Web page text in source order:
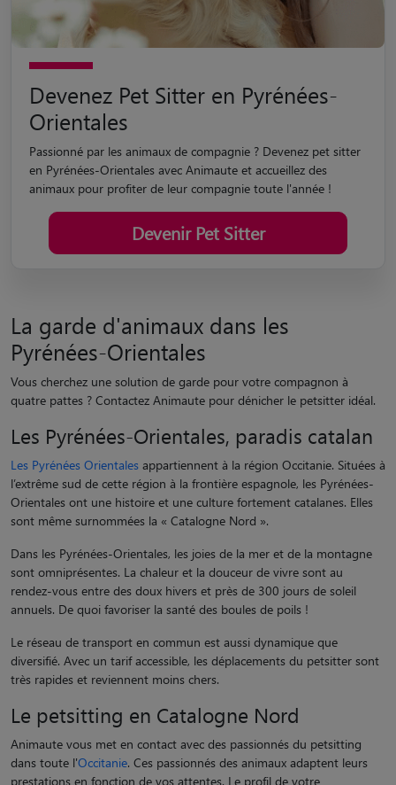
Devenez Pet Sitter en Pyrénées-
Orientales
Passionné par les animaux de compagnie ? Devenez pet sitter
en Pyrénées-Orientales avec Animaute et accueillez des
animaux pour profiter de leur compagnie toute l'année !
Devenir Pet Sitter
La garde d'animaux dans les
Pyrénées-Orientales
Vous cherchez une solution de garde pour votre compagnon à
quatre pattes ? Contactez Animaute pour dénicher le petsitter idéal.
Les Pyrénées-Orientales, paradis catalan
Les Pyrénées Orientales appartiennent à la région Occitanie. Situées à
l’extrême sud de cette région à la frontière espagnole, les Pyrénées-
Orientales ont une histoire et une culture fortement catalanes. Elles
sont même surnommées la « Catalogne Nord ».
Dans les Pyrénées-Orientales, les joies de la mer et de la montagne
sont omniprésentes. La chaleur et la douceur de vivre sont au
rendez-vous entre des doux hivers et près de 300 jours de soleil
annuels. De quoi favoriser la santé des boules de poils !
Le réseau de transport en commun est aussi dynamique que
diversifié. Avec un tarif accessible, les déplacements du petsitter sont
très rapides et reviennent moins chers.
Le petsitting en Catalogne Nord
Animaute vous met en contact avec des passionnés du petsitting
dans toute l'Occitanie. Ces passionnés des animaux adaptent leurs
prestations en fonction de vos attentes. Le profil de votre